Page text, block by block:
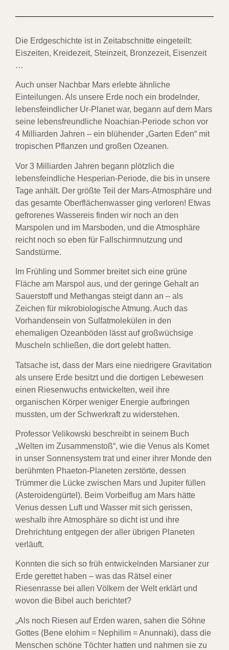
Die Erdgeschichte ist in Zeitabschnitte eingeteilt:
Eiszeiten, Kreidezeit, Steinzeit, Bronzezeit, Eisenzeit
…
Auch unser Nachbar Mars erlebte ähnliche
Einteilungen. Als unsere Erde noch ein brodelnder,
lebensfeindlicher Ur-Planet war, begann auf dem Mars
seine lebensfreundliche Noachian-Periode schon vor
4 Milliarden Jahren – ein blühender „Garten Eden“ mit
tropischen Pflanzen und großen Ozeanen.
Vor 3 Milliarden Jahren begann plötzlich die
lebensfeindliche Hesperian-Periode, die bis in unsere
Tage anhält. Der größte Teil der Mars-Atmosphäre und
das gesamte Oberflächenwasser ging verloren! Etwas
gefrorenes Wassereis finden wir noch an den
Marspolen und im Marsboden, und die Atmosphäre
reicht noch so eben für Fallschirmnutzung und
Sandstürme.
Im Frühling und Sommer breitet sich eine grüne
Fläche am Marspol aus, und der geringe Gehalt an
Sauerstoff und Methangas steigt dann an – als
Zeichen für mikrobiologische Atmung. Auch das
Vorhandensein von Sulfatmolekülen in den
ehemaligen Ozeanböden lässt auf großwüchsige
Muscheln schließen, die dort gelebt hatten.
Tatsache ist, dass der Mars eine niedrigere Gravitation
als unsere Erde besitzt und die dortigen Lebewesen
einen Riesenwuchs entwickelten, weil ihre
organischen Körper weniger Energie aufbringen
mussten, um der Schwerkraft zu widerstehen.
Professor Velikowski beschreibt in seinem Buch
„Welten im Zusammenstoß“, wie die Venus als Komet
in unser Sonnensystem trat und einer ihrer Monde den
berühmten Phaeton-Planeten zerstörte, dessen
Trümmer die Lücke zwischen Mars und Jupiter füllen
(Asteroidengürtel). Beim Vorbeiflug am Mars hätte
Venus dessen Luft und Wasser mit sich gerissen,
weshalb ihre Atmosphäre so dicht ist und ihre
Drehrichtung entgegen der aller übrigen Planeten
verläuft.
Konnten die sich so früh entwickelnden Marsianer zur
Erde gerettet haben – was das Rätsel einer
Riesenrasse bei allen Völkern der Welt erklärt und
wovon die Bibel auch berichtet?
„Als noch Riesen auf Erden waren, sahen die Söhne
Gottes (Bene elohim = Nephilim = Anunnaki), dass die
Menschen schöne Töchter hatten und nahmen sie zu